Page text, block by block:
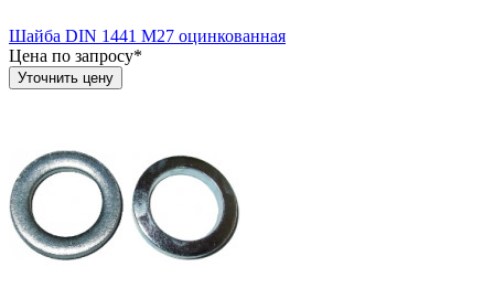
Шайба DIN 1441 М27 оцинкованная
Цена по запросу*
Уточнить цену